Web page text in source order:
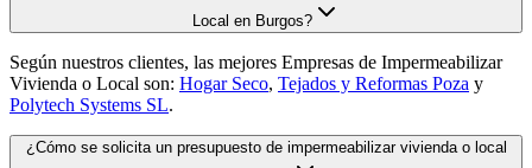
Local en Burgos?
Según nuestros clientes, las mejores Empresas de Impermeabilizar
Vivienda o Local son: Hogar Seco, Tejados y Reformas Poza y
Polytech Systems SL.
¿Cómo se solicita un presupuesto de impermeabilizar vivienda o local